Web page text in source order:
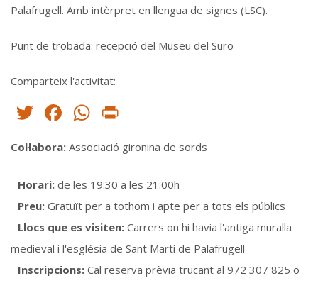
Palafrugell. Amb intèrpret en llengua de signes (LSC).
Punt de trobada: recepció del Museu del Suro
Comparteix l'activitat:
Twitter
Facebook
WhatsApp
Col·labora: Associació gironina de sords
Horari: de les 19:30 a les 21:00h
Preu: Gratuït per a tothom i apte per a tots els públics
Llocs que es visiten: Carrers on hi havia l'antiga muralla
medieval i l'església de Sant Martí de Palafrugell
Inscripcions: Cal reserva prèvia trucant al 972 307 825 o